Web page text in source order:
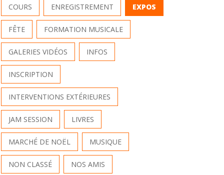
COURS ENREGISTREMENT EXPOS
FÊTE FORMATION MUSICALE
GALERIES VIDÉOS INFOS
INSCRIPTION
INTERVENTIONS EXTÉRIEURES
JAM SESSION LIVRES
MARCHÉ DE NOËL MUSIQUE
NON CLASSÉ NOS AMIS